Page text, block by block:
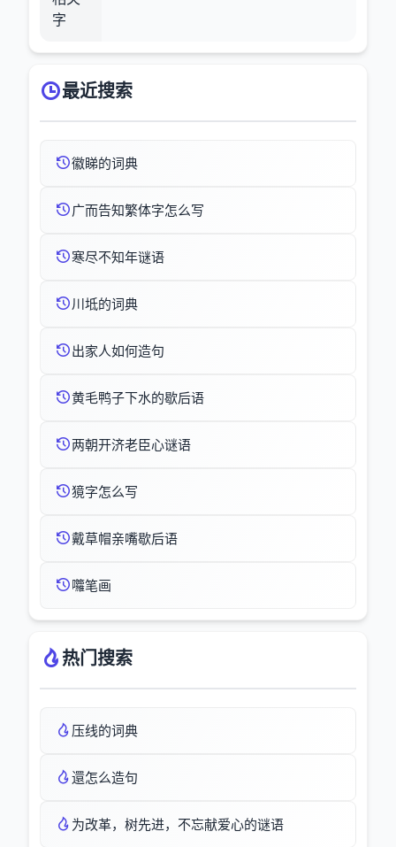
字
最近搜索
徽睇的词典
广而告知繁体字怎么写
寒尽不知年谜语
川坻的词典
出家人如何造句
黄毛鸭子下水的歇后语
两朝开济老臣心谜语
獍字怎么写
戴草帽亲嘴歇后语
囖笔画
热门搜索
压线的词典
還怎么造句
为改革，树先进，不忘献爱心的谜语